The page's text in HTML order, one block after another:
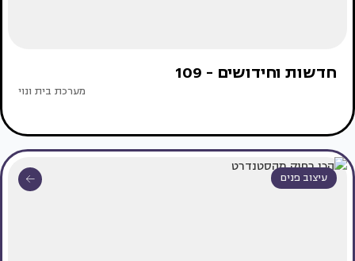
חדשות וחידושים - 109
מערכת בית ונוי
עיצוב פנים